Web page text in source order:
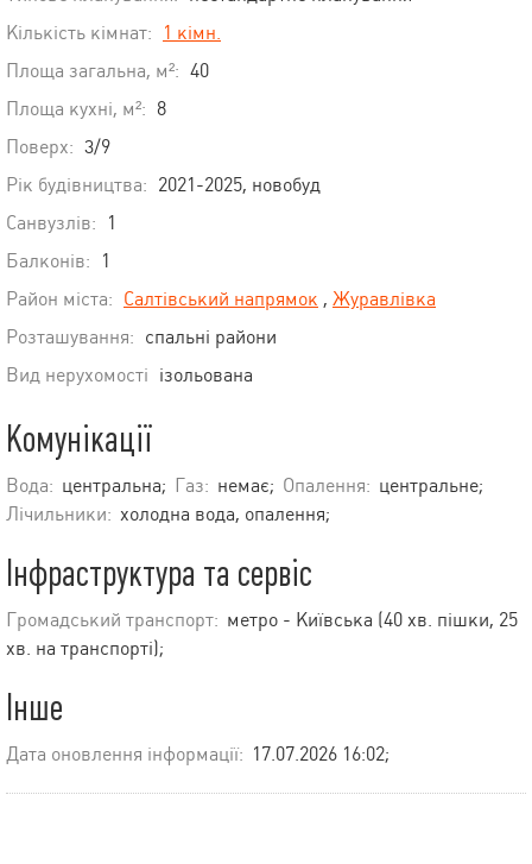
Кількість кімнат:
1 кімн.
Площа загальна, м²: 40
Площа кухні, м²: 8
Поверх: 3/9
Рік будівництва: 2021-2025, новобуд
Санвузлів:
1
Балконів:
1
Район міста: Салтівський напрямок , Журавлівка
Розташування: спальні райони
Вид нерухомості ізольована
Комунікації
Вода: центральна; Газ: немає; Опалення: центральне;
Лічильники: холодна вода, опалення;
Інфраструктура та сервіс
Громадський транспорт: метро - Київська (40 хв. пішки, 25
хв. на транспорті);
Інше
Дата оновлення інформації: 17.07.2026 16:02;